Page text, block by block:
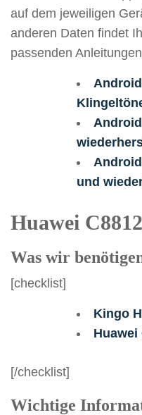
auf dem jeweiligen
anderen Daten findet
passenden
und
Huawei
Was wir
[checklist]
Kingo
Huawei
[/checklist]
Wichtige